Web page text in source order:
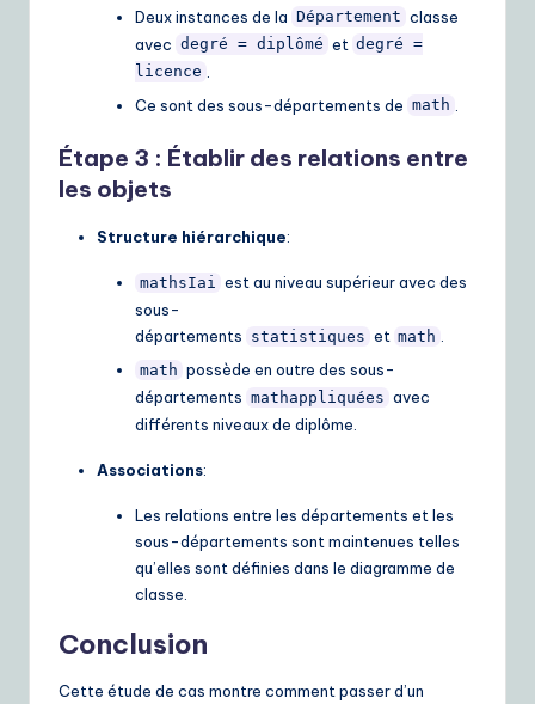
Deux instances de la Département classe
avec degré = diplômé et degré =
licence
Ce sont des sous-départements de math
Étape 3 : Établir des relations entre
les objets
Structure hiérarchique:
mathsIai
est au niveau supérieur avec des
sous-
départements statistiques et math
math possède en outre des sous-
départements mathappliquées avec
différents niveaux de diplôme.
Associations:
Les relations entre les départements et les
sous-départements sont maintenues telles
qu’elles sont définies dans le diagramme de
classe.
Conclusion
Cette étude de cas montre comment passer d’un